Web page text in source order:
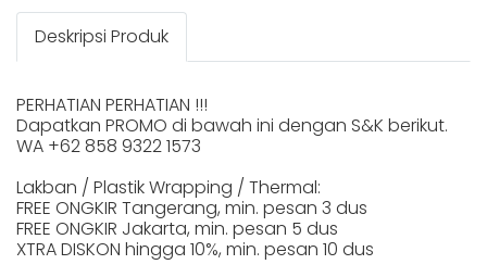
Deskripsi Produk
PERHATIAN PERHATIAN !!!
Dapatkan PROMO di bawah ini dengan S&K berikut.
WA +62 858 9322 1573
Lakban / Plastik Wrapping / Thermal:
FREE ONGKIR Tangerang, min. pesan 3 dus
FREE ONGKIR Jakarta, min. pesan 5 dus
XTRA DISKON hingga 10%, min. pesan 10 dus